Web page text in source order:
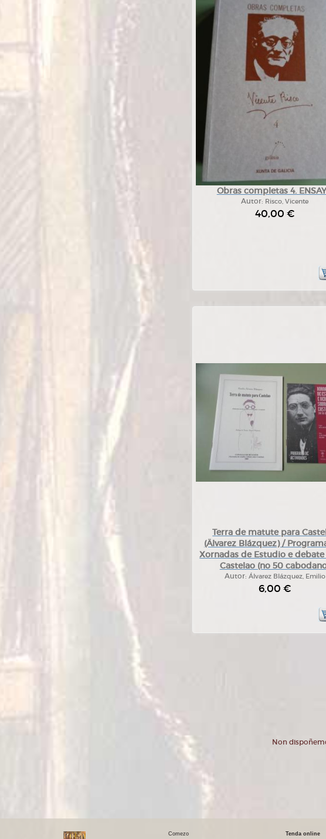
Obras completas 4.
Autor: Risco, Vicente
40,00 €
Terra de matute para
(Älvarez Blázquez) /
Xornadas de Estudio e
Castelao (no 50
Autor: Álvarez Blázquez, Emilio
6,00 €
Non
Comezo Tenda online